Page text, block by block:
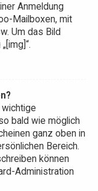
Anmeldung
Mailboxen, mit
Um das Bild
wichtige
bald wie möglich
ganz oben in
Bereich.
können
Administration